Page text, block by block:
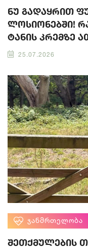
ნუ გადაყრით
ლოსიონებში!
ტანის კრემზე
25.07.2026
ᲯᲐᲜᲛᲠᲗᲔᲚᲝᲑᲐ
შეთქმულების